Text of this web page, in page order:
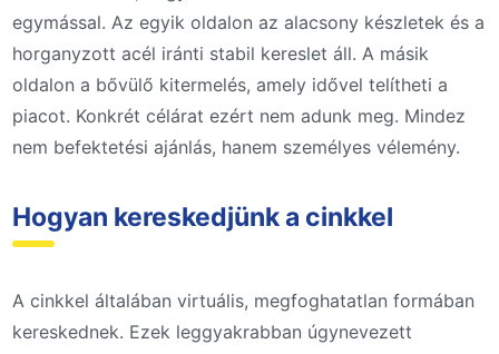
egymással. Az egyik oldalon az alacsony készletek és a
horganyzott acél iránti stabil kereslet áll. A másik
oldalon a bővülő kitermelés, amely idővel telítheti a
piacot. Konkrét célárat ezért nem adunk meg. Mindez
nem befektetési ajánlás, hanem személyes vélemény.
Hogyan kereskedjünk a cinkkel
A cinkkel általában virtuális, megfoghatatlan formában
kereskednek. Ezek leggyakrabban úgynevezett